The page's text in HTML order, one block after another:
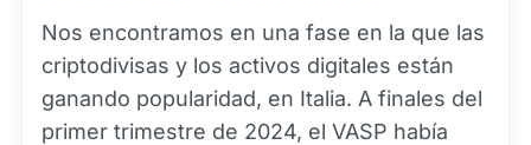
Nos encontramos en una fase en la que las
criptodivisas y los activos digitales están
ganando popularidad, en Italia. A finales del
primer trimestre de 2024, el VASP había